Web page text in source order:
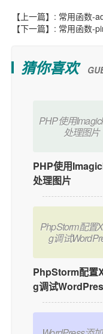
【上一篇】: 常用函数-
【下一篇】: 常用函数-
猜你喜欢
PHP使用
处理图片
PHP使用
处理图片
PhpStorm配置
g调试
PhpStorm配置
g调试